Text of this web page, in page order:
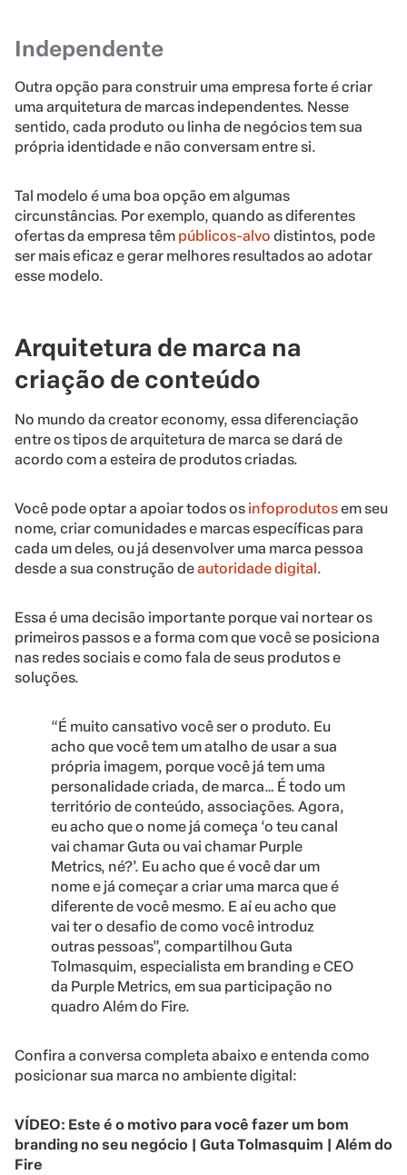
Independente
Outra opção para construir uma empresa forte é criar
uma arquitetura de marcas independentes. Nesse
sentido, cada produto ou linha de negócios tem sua
própria identidade e não conversam entre si.
Tal modelo é uma boa opção em algumas
circunstâncias. Por exemplo, quando as diferentes
ofertas da empresa têm públicos-alvo distintos, pode
ser mais eficaz e gerar melhores resultados ao adotar
esse modelo.
Arquitetura de marca na
criação de conteúdo
No mundo da creator economy, essa diferenciação
entre os tipos de arquitetura de marca se dará de
acordo com a esteira de produtos criadas.
Você pode optar a apoiar todos os infoprodutosem seu
nome, criar comunidades e marcas específicas para
cada um deles, ou já desenvolver uma marca pessoa
desde a sua construção deautoridade digital .
Essa é uma decisão importante porque vai nortear os
primeiros passos e a forma com que você se posiciona
nas redes sociais e como fala de seus produtos e
soluções.
“É muito cansativo você ser o produto. Eu
acho que você tem um atalho de usar a sua
própria imagem, porque você já tem uma
personalidade criada, de marca… É todo um
território de conteúdo, associações. Agora,
eu acho que o nome já começa ‘o teu canal
vai chamar Guta ou vai chamar Purple
Metrics, né?’. Eu acho que é você dar um
nome e já começar a criar uma marca que é
diferente de você mesmo. E aí eu acho que
vai ter o desafio de como você introduz
outras pessoas”, compartilhou Guta
Tolmasquim, especialista em branding e CEO
da Purple Metrics, em sua participação no
quadro Além do Fire.
Confira a conversa completa abaixo e entenda como
posicionar sua marca no ambiente digital:
VÍDEO: Este é o motivo para você fazer um bom
branding no seu negócio | Guta Tolmasquim | Além do
Fire